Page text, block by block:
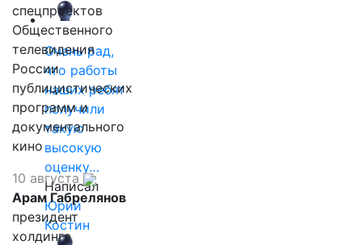
Очень рад,
что работы
наших ребят
получили
такую
высокую
оценку…
Написал
Юрий
Костин
спецпроектов
Общественного
телевидения
России
публицистических
программ и
документального
кино
10 августа
Арам Габрелянов
президент
холдинга